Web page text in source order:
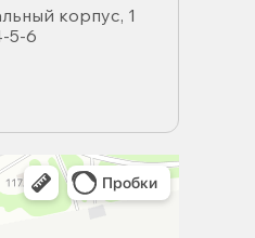
корпус, 1
5-6